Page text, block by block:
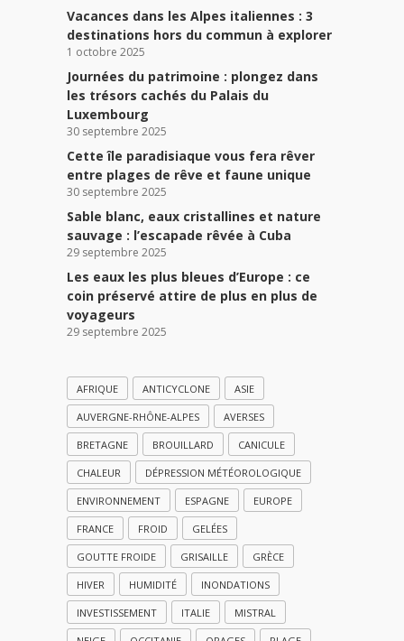
Vacances dans les Alpes italiennes : 3
destinations hors du commun à explorer
1 octobre 2025
Journées du patrimoine : plongez dans
les trésors cachés du Palais du
Luxembourg
30 septembre 2025
Cette île paradisiaque vous fera rêver
entre plages de rêve et faune unique
30 septembre 2025
Sable blanc, eaux cristallines et nature
sauvage : l’escapade rêvée à Cuba
29 septembre 2025
Les eaux les plus bleues d’Europe : ce
coin préservé attire de plus en plus de
voyageurs
29 septembre 2025
AFRIQUE ANTICYCLONE ASIE
AUVERGNE-RHÔNE-ALPES AVERSES
BRETAGNE BROUILLARD CANICULE
CHALEUR DÉPRESSION MÉTÉOROLOGIQUE
ENVIRONNEMENT ESPAGNE EUROPE
FRANCE FROID GELÉES
GOUTTE FROIDE GRISAILLE GRÈCE
HIVER HUMIDITÉ INONDATIONS
INVESTISSEMENT ITALIE MISTRAL